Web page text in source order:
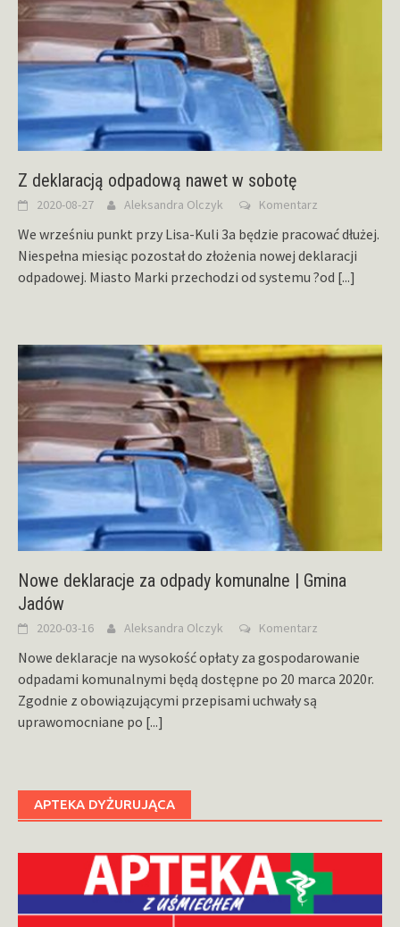
Z deklaracją odpadową nawet w sobotę
2020-08-27 Aleksandra Olczyk Komentarz
We wrześniu punkt przy Lisa-Kuli 3a będzie pracować dłużej.
Niespełna miesiąc pozostał do złożenia nowej deklaracji
odpadowej. Miasto Marki przechodzi od systemu ?od [...]
Nowe deklaracje za odpady komunalne | Gmina
Jadów
2020-03-16 Aleksandra Olczyk Komentarz
Nowe deklaracje na wysokość opłaty za gospodarowanie
odpadami komunalnymi będą dostępne po 20 marca 2020r.
Zgodnie z obowiązującymi przepisami uchwały są
uprawomocniane po [...]
APTEKA DYŻURUJĄCA